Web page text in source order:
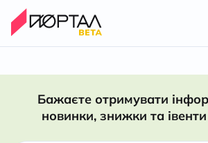
Бажаєте отримувати
новинки, знижки та